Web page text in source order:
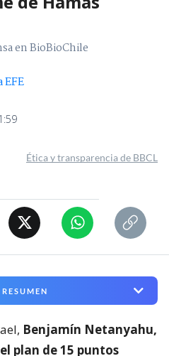
en BioBioChile
EFE
Ética y transparencia de BBCL
Benjamín Netanyahu,
plan de 15 puntos